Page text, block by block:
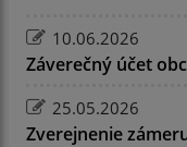
10.06.2026
Záverečný účet
25.05.2026
Zverejnenie